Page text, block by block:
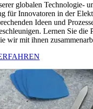
globalen Technologie-
für Innovatoren in der
Ideen und
Lernen Sie die
wir mit ihnen